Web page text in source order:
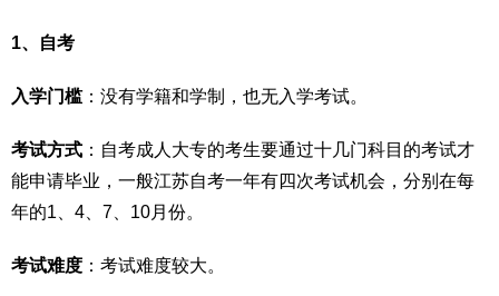
1、自考
入学门槛：没有学籍和学制，也无入学考试。
考试方式 ：自考成人大专的考生要通过十几门科目的考试才
能申请毕业，一般江苏自考一年有四次考试机会，分别在每
年的1、4、7、10月份。
考试难度 ：考试难度较大。